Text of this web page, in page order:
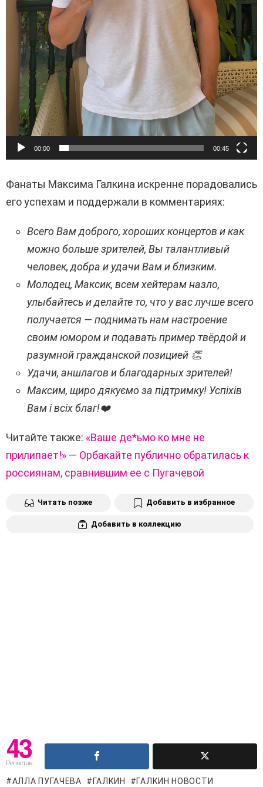
00:00 00:45
Фанаты Максима Галкина искренне порадовались
его успехам и поддержали в комментариях:
Всего Вам доброго, хороших концертов и как
можно больше зрителей, Вы талантливый
человек, добра и удачи Вам и близким.
Молодец, Максик, всем хейтерам назло,
улыбайтесь и делайте то, что у вас лучше всего
получается — поднимать нам настроение
своим юмором и подавать пример твёрдой и
разумной гражданской позицией 👏
Удачи, аншлагов и благодарных зрителей!
Максим, щиро дякуємо за підтримку! Успіхів
Вам і всіх благ!❤️
Читайте также: «Ваше де*ьмо ко мне не
прилипает!» — Орбакайте публично обратилась к
россиянам, сравнившим ее с Пугачевой
Читать позже Добавить в избранное
Добавить в коллекцию
43
Репостов
АЛЛА ПУГАЧЕВА ГАЛКИН
ГАЛКИН НОВОСТИ